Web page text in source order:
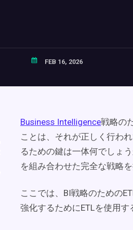
FEB 16, 2026
Business Intelligence戦略の
ことは、それが正しく行わ
るための鍵は一体何でしょ
を組み合わせた完全な戦略を
ここでは、BI戦略のための
強化するためにETLを使用す